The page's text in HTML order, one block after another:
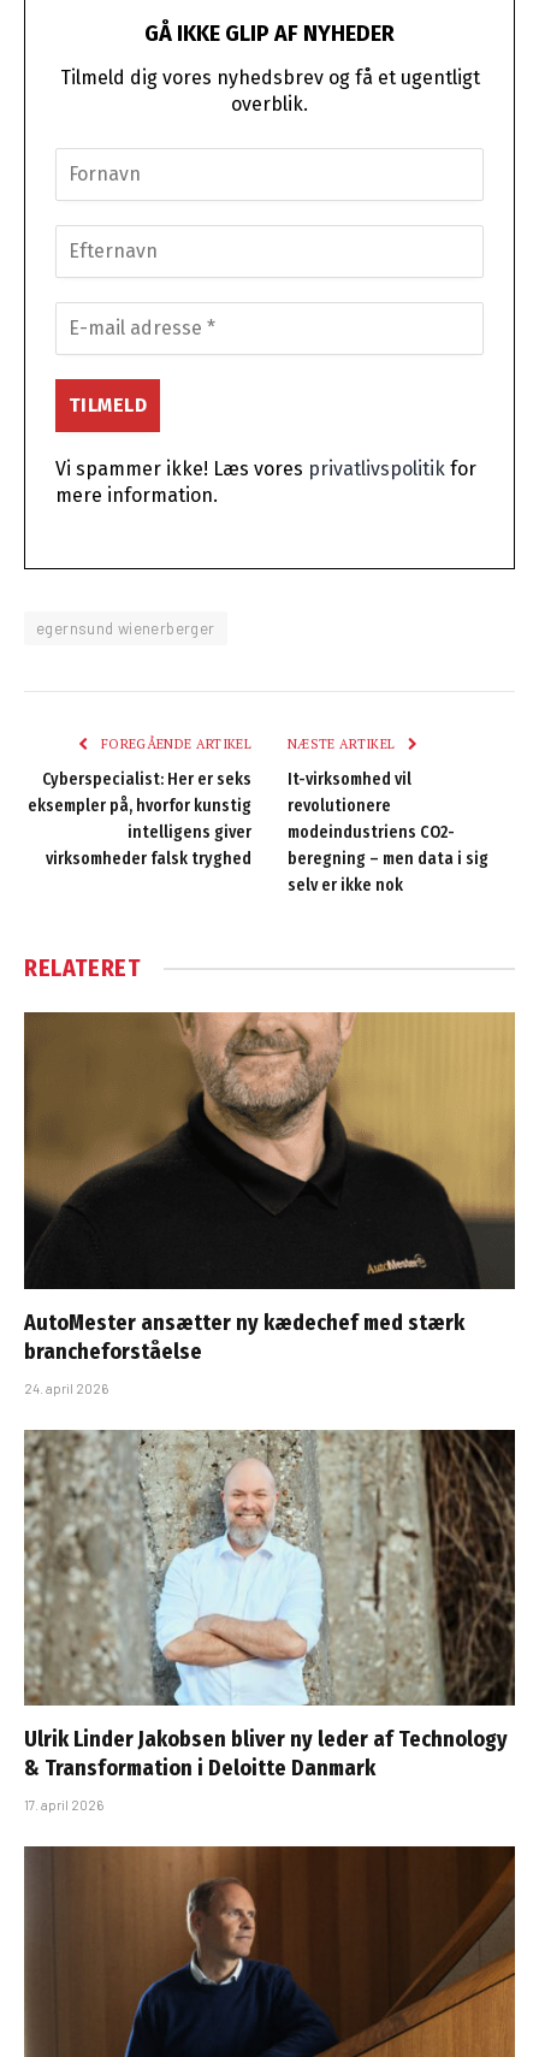
GÅ IKKE GLIP AF NYHEDER
Tilmeld dig vores nyhedsbrev og få et ugentligt
overblik.
Vi spammer ikke! Læs vores privatlivspolitik for
mere information.
egernsund wienerberger
FOREGÅENDE ARTIKEL
Cyberspecialist: Her er seks
eksempler på, hvorfor kunstig
intelligens giver
virksomheder falsk tryghed
NÆSTE ARTIKEL
It-virksomhed vil
revolutionere
modeindustriens CO2-
beregning – men data i sig
selv er ikke nok
RELATERET
AutoMester ansætter ny kædechef med stærk
brancheforståelse
24. april 2026
Ulrik Linder Jakobsen bliver ny leder af Technology
& Transformation i Deloitte Danmark
17. april 2026